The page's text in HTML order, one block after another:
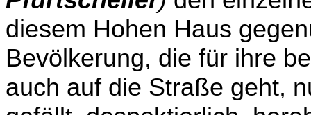
diesem Hohen Haus
Bevölkerung, die für ihre
auch auf die Straße geht,